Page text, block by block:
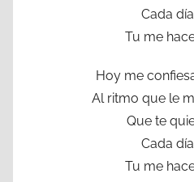
Cada
Tu me
Hoy me
Al ritmo que le
Que te
Cada
Tu me